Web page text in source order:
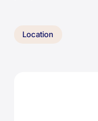
Location